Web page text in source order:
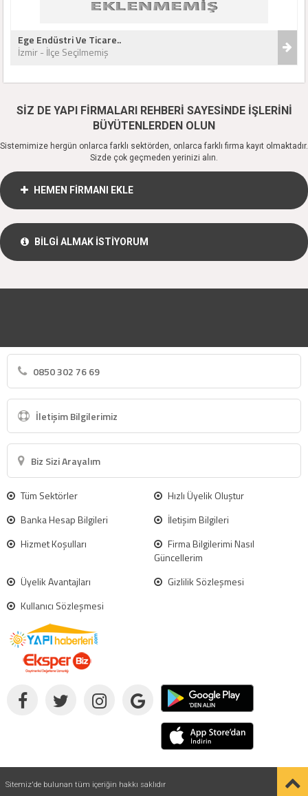
Ege Endüstri Ve Ticare..
İzmir - İlçe Seçilmemiş
SİZ DE YAPI FİRMALARI REHBERİ SAYESİNDE İŞLERİNİ
BÜYÜTENLERDEN OLUN
Sistemimize hergün onlarca farklı sektörden, onlarca farklı firma kayıt olmaktadır.
Sizde çok geçmeden yerinizi alın.
HEMEN FİRMANI EKLE
BİLGİ ALMAK İSTİYORUM
0850 302 76 69
İletişim Bilgilerimiz
Biz Sizi Arayalım
Tüm Sektörler
Hızlı Üyelik Oluştur
Banka Hesap Bilgileri
İletişim Bilgileri
Hizmet Koşulları
Firma Bilgilerimi Nasıl
Güncellerim
Üyelik Avantajları
Gizlilik Sözleşmesi
Kullanıcı Sözleşmesi
Sitemiz'de bulunan tüm içeriğin hakkı saklıdır